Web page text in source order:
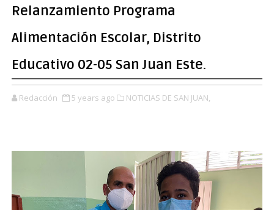
Relanzamiento Programa
Alimentación Escolar, Distrito
Educativo 02-05 San Juan Este.
Redacción 5 years ago NOTICIAS DE SAN JUAN,